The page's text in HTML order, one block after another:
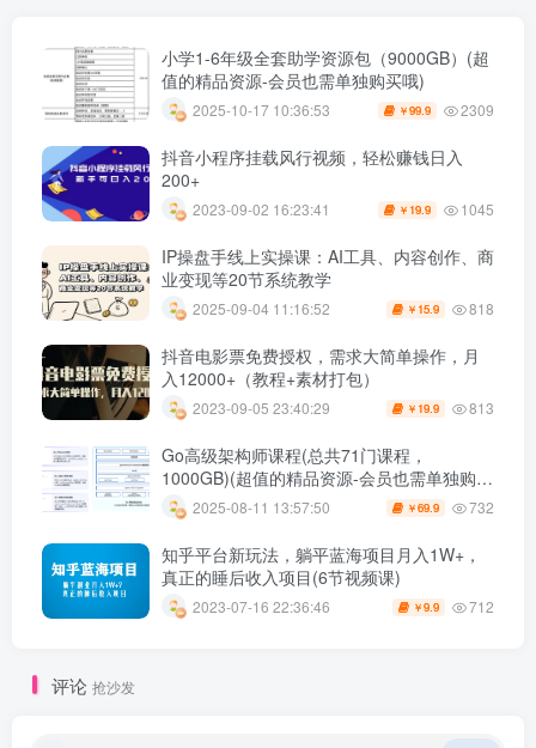
小学1-6年级全套助学资源包（9000GB）(超
值的精品资源-会员也需单独购买哦)
2025-10-17 10:36:53 ￥99.9 2309
抖音小程序挂载风行视频，轻松赚钱日入
200+
2023-09-02 16:23:41 ￥ 19.9 1045
IP操盘手线上实操课：AI工具、内容创作、商
业变现等20节系统教学
2025-09-04 11:16:52 ￥ 15.9 818
抖音电影票免费授权，需求大简单操作，月
入12000+（教程+素材打包）
2023-09-05 23:40:29 ￥ 19.9 813
Go高级架构师课程(总共71门课程，
1000GB)(超值的精品资源-会员也需单独购买
哦)
2025-08-11 13:57:50 ￥69.9 732
知乎平台新玩法，躺平蓝海项目月入1W+，
真正的睡后收入项目(6节视频课)
2023-07-16 22:36:46 ￥9.9 712
评论 抢沙发